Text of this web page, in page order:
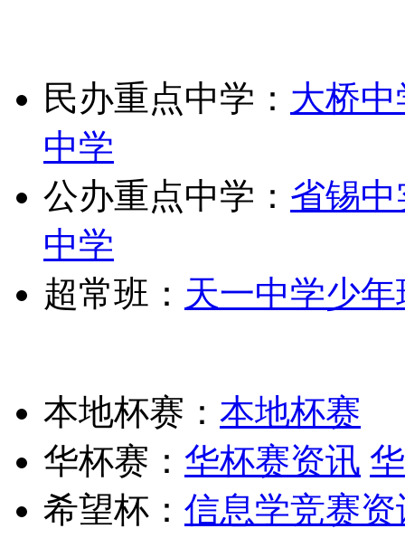
民办重点中学： 大桥中
中学
公办重点中学： 省锡中
中学
超常班： 天一中学少年
本地杯赛： 本地杯赛
华杯赛： 华杯赛资讯
希望杯： 信息学竞赛资